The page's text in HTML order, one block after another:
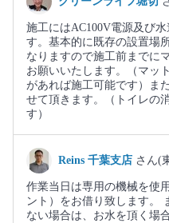
施工にはAC100V電源及び
す。基本的に既存の設置場
なりますので施工前までに
お願いいたします。（マッ
があれば施工可能です）ま
せて頂きます。（トイレの
す）
Reins 千葉支店 さん(
作業当日は専用の機械を使
ント）をお借り致します。
ない場合は、お水を頂く場